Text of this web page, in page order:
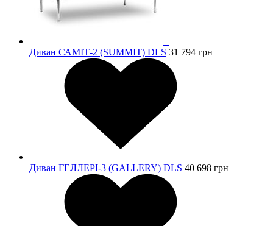
Диван САМІТ-2 (SUMMIT) DLS 31 794 грн
Диван ГЕЛЛЕРІ-3 (GALLERY) DLS 40 698 грн